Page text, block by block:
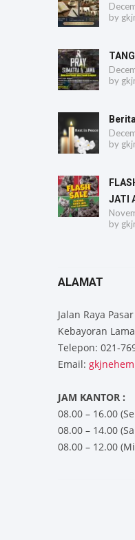
by
by
by
JATI
by
ALAMAT
Jalan Raya
Kebayoran
Telepon: 021-
Email:
JAM KANTOR :
08.00 – 16.00
08.00 – 14.00
08.00 – 12.00